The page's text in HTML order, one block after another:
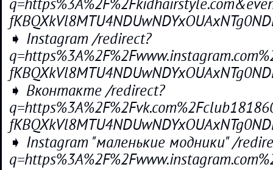
➧ Instagram /redirect?
➧ Вконтакте /redirect?
➧ Instagram "маленькие модники" /